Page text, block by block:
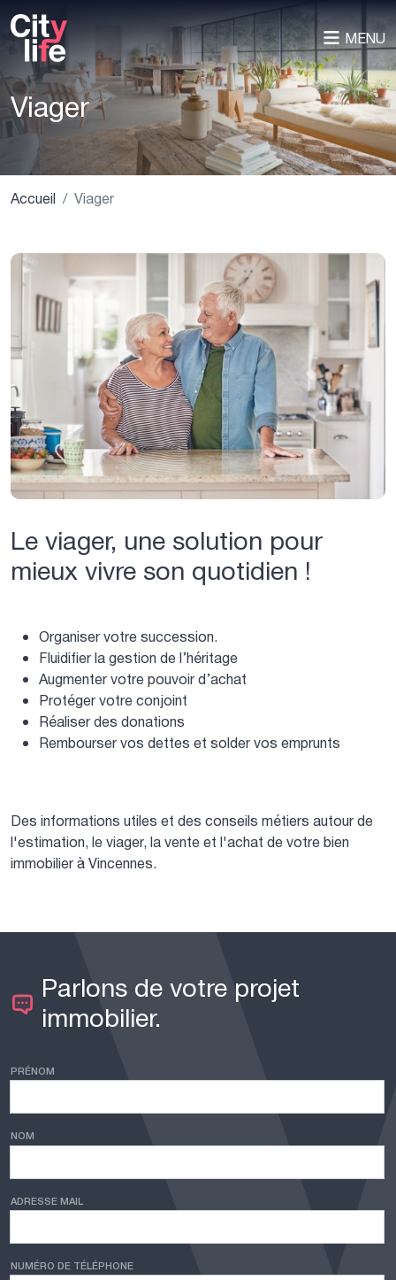
MENU
Viager
Accueil Viager
Le viager, une solution pour
mieux vivre son quotidien !
Organiser votre succession.
Fluidifier la gestion de l’héritage
Augmenter votre pouvoir d’achat
Protéger votre conjoint
Réaliser des donations
Rembourser vos dettes et solder vos emprunts
Des informations utiles et des conseils métiers autour de
l'estimation, le viager, la vente et l'achat de votre bien
immobilier à Vincennes.
Parlons de votre projet
immobilier.
PRÉNOM
NOM
ADRESSE MAIL
NUMÉRO DE TÉLÉPHONE